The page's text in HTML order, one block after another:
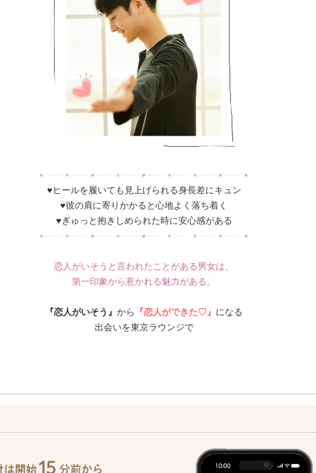
♥ヒールを履いても見上げられる身長差にキュン
♥彼の肩に寄りかかると心地よく落ち着く
♥ぎゅっと抱きしめられた時に安心感がある
恋人がいそうと言われたことがある男女は、
第一印象から惹かれる魅力がある。
『恋人がいそう』 から 『恋人ができた♡』 になる
出会いを東京ラウンジで